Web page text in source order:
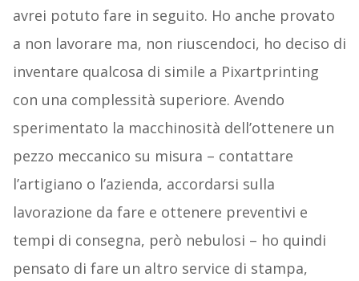
avrei potuto fare in seguito. Ho anche provato
a non lavorare ma, non riuscendoci, ho deciso di
inventare qualcosa di simile a Pixartprinting
con una complessità superiore. Avendo
sperimentato la macchinosità dell’ottenere un
pezzo meccanico su misura – contattare
l’artigiano o l’azienda, accordarsi sulla
lavorazione da fare e ottenere preventivi e
tempi di consegna, però nebulosi – ho quindi
pensato di fare un altro service di stampa,